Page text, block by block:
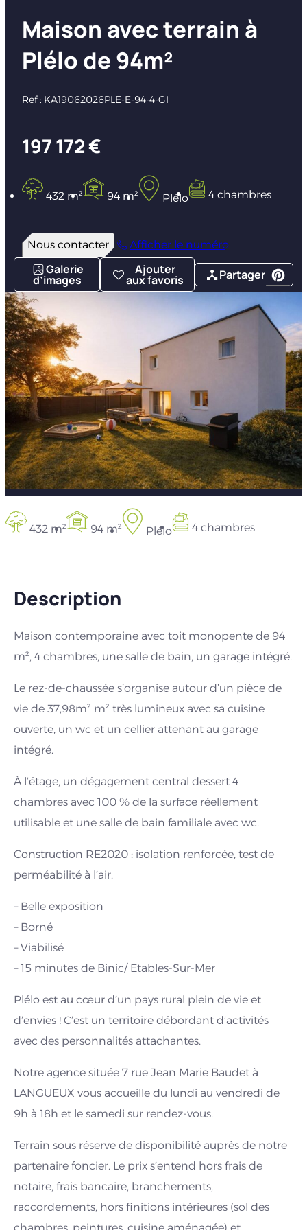
Maison avec terrain à
Plélo de 94m²
Ref : KA19062026PLE-E-94-4-GI
197 172 €
432 m² 94 m² Plélo 4 chambres
Nous contacter Afficher le numéro
Galerie
d’images
Ajouter
aux favoris Partager
432 m² 94 m² Plélo 4 chambres
Description
Maison contemporaine avec toit monopente de 94
m², 4 chambres, une salle de bain, un garage intégré.
Le rez-de-chaussée s’organise autour d’un pièce de
vie de 37,98m² m² très lumineux avec sa cuisine
ouverte, un wc et un cellier attenant au garage
intégré.
À l’étage, un dégagement central dessert 4
chambres avec 100 % de la surface réellement
utilisable et une salle de bain familiale avec wc.
Construction RE2020 : isolation renforcée, test de
perméabilité à l’air.
– Belle exposition
– Borné
– Viabilisé
– 15 minutes de Binic/ Etables-Sur-Mer
Plélo est au cœur d’un pays rural plein de vie et
d’envies ! C’est un territoire débordant d’activités
avec des personnalités attachantes.
Notre agence située 7 rue Jean Marie Baudet à
LANGUEUX vous accueille du lundi au vendredi de
9h à 18h et le samedi sur rendez-vous.
Terrain sous réserve de disponibilité auprès de notre
partenaire foncier. Le prix s’entend hors frais de
notaire, frais bancaire, branchements,
raccordements, hors finitions intérieures (sol des